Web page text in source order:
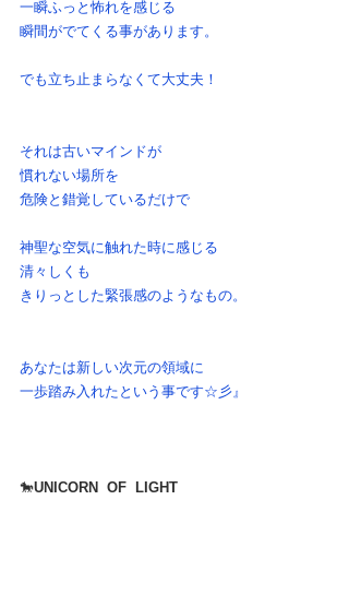
一瞬ふっと怖れを感じる
瞬間がでてくる事があります。
でも立ち止まらなくて大丈夫！
それは古いマインドが
慣れない場所を
危険と錯覚しているだけで
神聖な空気に触れた時に感じる
清々しくも
きりっとした緊張感のようなもの。
あなたは新しい次元の領域に
一歩踏み入れたという事です☆彡』
🐎UNICORN  OF  LIGHT